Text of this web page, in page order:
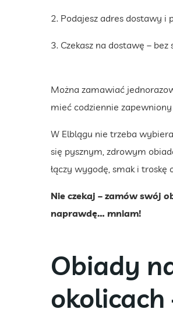
2. Podajesz adres dostawy i
3. Czekasz na dostawę –
Można zamawiać
mieć codziennie zapewniony
W Elblągu nie trzeba
się pysznym, zdrowym
łączy wygodę, smak i
Nie czekaj – zamów swój
naprawdę… mniam!
Obiady
okolicach